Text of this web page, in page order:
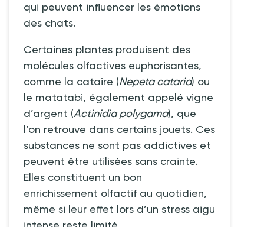
qui peuvent influencer les émotions
des chats.
Certaines plantes produisent des
molécules olfactives euphorisantes,
comme la cataire (Nepeta cataria) ou
le matatabi, également appelé vigne
d’argent (Actinidia polygama), que
l’on retrouve dans certains jouets. Ces
substances ne sont pas addictives et
peuvent être utilisées sans crainte.
Elles constituent un bon
enrichissement olfactif au quotidien,
même si leur effet lors d’un stress aigu